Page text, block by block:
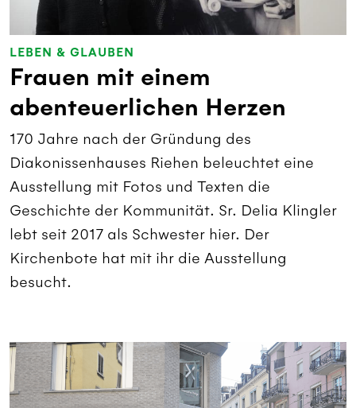
LEBEN & GLAUBEN
Frauen mit einem
abenteuerlichen Herzen
170 Jahre nach der Gründung des
Diakonissenhauses Riehen beleuchtet eine
Ausstellung mit Fotos und Texten die
Geschichte der Kommunität. Sr. Delia Klingler
lebt seit 2017 als Schwester hier. Der
Kirchenbote hat mit ihr die Ausstellung
besucht.